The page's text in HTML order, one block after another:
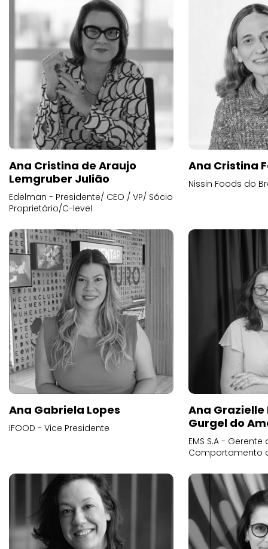
Ana Cristina de Araujo
Lemgruber Julião
Edelman - Presidente/ CEO / VP/ Sócio
Proprietário/C-level
Ana Cristina
Nissin Foods do
Ana Gabriela Lopes
IFOOD - Vice Presidente
Ana
Gurgel do
EMS S.A -
Comportamento